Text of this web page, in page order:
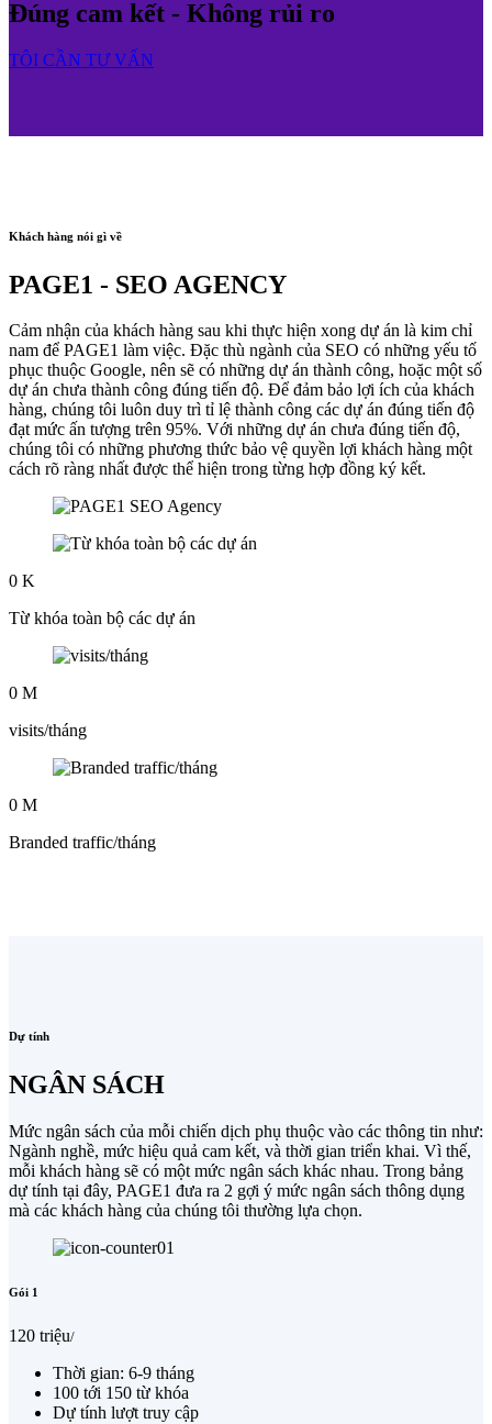
Đúng cam kết - Không rủi ro
TÔI CẦN TƯ VẤN
Khách hàng nói gì về
PAGE1 - SEO AGENCY
Cảm nhận của khách hàng sau khi thực hiện xong dự án là kim chỉ
nam để PAGE1 làm việc. Đặc thù ngành của SEO có những yếu tố
phục thuộc Google, nên sẽ có những dự án thành công, hoặc một số
dự án chưa thành công đúng tiến độ. Để đảm bảo lợi ích của khách
hàng, chúng tôi luôn duy trì tỉ lệ thành công các dự án đúng tiến độ
đạt mức ấn tượng trên 95%. Với những dự án chưa đúng tiến độ,
chúng tôi có những phương thức bảo vệ quyền lợi khách hàng một
cách rõ ràng nhất được thể hiện trong từng hợp đồng ký kết.
0 K
Từ khóa toàn bộ các dự án
0 M
visits/tháng
0 M
Branded traffic/tháng
Dự tính
NGÂN SÁCH
Mức ngân sách của mỗi chiến dịch phụ thuộc vào các thông tin như:
Ngành nghề, mức hiệu quả cam kết, và thời gian triển khai. Vì thế,
mỗi khách hàng sẽ có một mức ngân sách khác nhau. Trong bảng
dự tính tại đây, PAGE1 đưa ra 2 gợi ý mức ngân sách thông dụng
mà các khách hàng của chúng tôi thường lựa chọn.
Gói 1
120 triệu/
Thời gian: 6-9 tháng
100 tới 150 từ khóa
Dự tính lượt truy cập